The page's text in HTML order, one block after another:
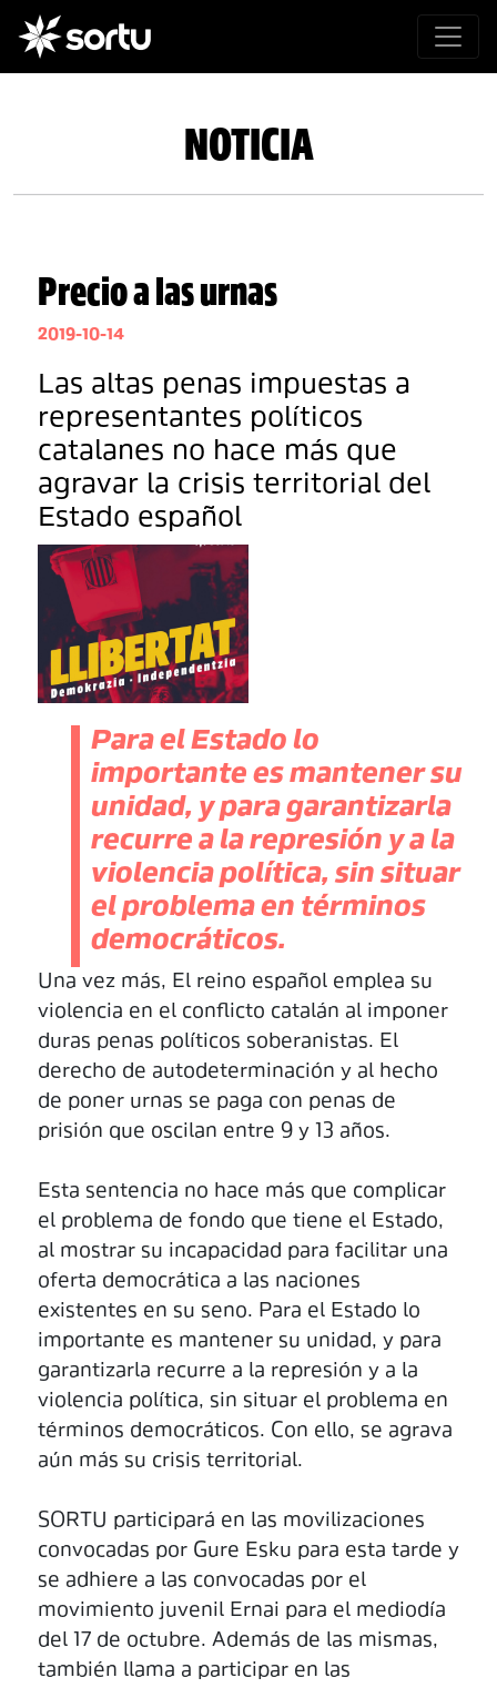
NOTICIA
Precio a las urnas
2019-10-14
Las altas penas impuestas a
representantes políticos
catalanes no hace más que
agravar la crisis territorial del
Estado español
Para el Estado lo
importante es mantener su
unidad, y para garantizarla
recurre a la represión y a la
violencia política, sin situar
el problema en términos
democráticos.
Una vez más, El reino español emplea su
violencia en el conflicto catalán al imponer
duras penas políticos soberanistas. El
derecho de autodeterminación y al hecho
de poner urnas se paga con penas de
prisión que oscilan entre 9 y 13 años.
Esta sentencia no hace más que complicar
el problema de fondo que tiene el Estado,
al mostrar su incapacidad para facilitar una
oferta democrática a las naciones
existentes en su seno. Para el Estado lo
importante es mantener su unidad, y para
garantizarla recurre a la represión y a la
violencia política, sin situar el problema en
términos democráticos. Con ello, se agrava
aún más su crisis territorial.
SORTU participará en las movilizaciones
convocadas por Gure Esku para esta tarde y
se adhiere a las convocadas por el
movimiento juvenil Ernai para el mediodía
del 17 de octubre. Además de las mismas,
también llama a participar en las